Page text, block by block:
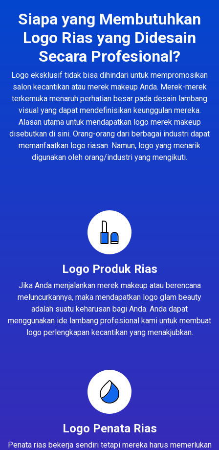
Siapa yang Membutuhkan
Logo Rias yang Didesain
Secara Profesional?
Logo eksklusif tidak bisa dihindari untuk mempromosikan
salon kecantikan atau merek makeup Anda. Merek-merek
terkemuka menaruh perhatian besar pada desain lambang
visual yang dapat mendefinisikan keunggulan mereka.
Alasan utama untuk mendapatkan logo merek makeup
disebutkan di sini. Orang-orang dari berbagai industri dapat
memanfaatkan logo riasan. Namun, logo yang menarik
digunakan oleh orang/industri yang mengikuti.
Logo Produk Rias
Jika Anda menjalankan merek makeup atau berencana
meluncurkannya, maka mendapatkan logo glam beauty
adalah suatu keharusan bagi Anda. Anda dapat
menggunakan ide lambang profesional kami untuk membuat
logo perlengkapan kecantikan yang menakjubkan.
Logo Penata Rias
Penata rias bekerja sendiri tetapi mereka harus memerlukan